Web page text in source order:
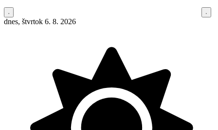
dnes, štvrtok 6. 8. 2026